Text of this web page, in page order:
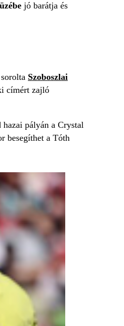
jó barátja és
Szoboszlai
címért zajló
pályán a Crystal
besegíthet a Tóth